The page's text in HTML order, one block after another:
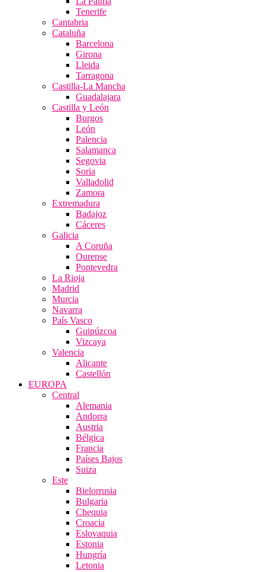
Tenerife
Cantabria
Cataluña
Barcelona
Girona
Lleida
Tarragona
Castilla-La Mancha
Guadalajara
Castilla y León
Burgos
León
Palencia
Salamanca
Segovia
Soria
Valladolid
Zamora
Extremadura
Badajoz
Cáceres
Galicia
A Coruña
Ourense
Pontevedra
La Rioja
Madrid
Murcia
Navarra
País Vasco
Guipúzcoa
Vizcaya
Valencia
Alicante
Castellón
EUROPA
Central
Alemania
Andorra
Austria
Bélgica
Francia
Países Bajos
Suiza
Este
Bielorrusia
Bulgaria
Chequia
Croacia
Eslovaquia
Estonia
Hungría
Letonia